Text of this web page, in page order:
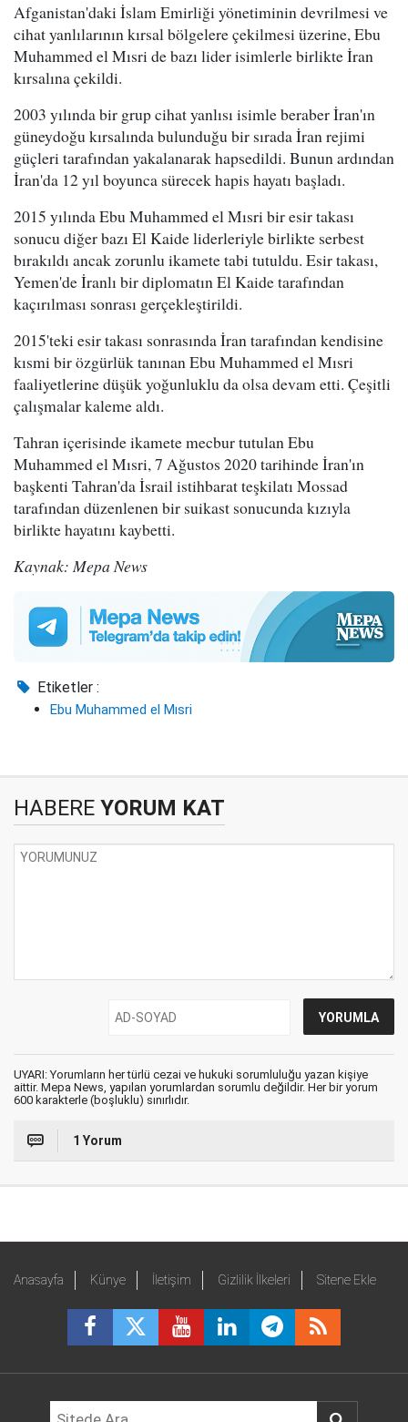
Afganistan'daki İslam Emirliği yönetiminin devrilmesi ve
cihat yanlılarının kırsal bölgelere çekilmesi üzerine, Ebu
Muhammed el Mısri de bazı lider isimlerle birlikte İran
kırsalına çekildi.
2003 yılında bir grup cihat yanlısı isimle beraber İran'ın
güneydoğu kırsalında bulunduğu bir sırada İran rejimi
güçleri tarafından yakalanarak hapsedildi. Bunun ardından
İran'da 12 yıl boyunca sürecek hapis hayatı başladı.
2015 yılında Ebu Muhammed el Mısri bir esir takası
sonucu diğer bazı El Kaide liderleriyle birlikte serbest
bırakıldı ancak zorunlu ikamete tabi tutuldu. Esir takası,
Yemen'de İranlı bir diplomatın El Kaide tarafından
kaçırılması sonrası gerçekleştirildi.
2015'teki esir takası sonrasında İran tarafından kendisine
kısmi bir özgürlük tanınan Ebu Muhammed el Mısri
faaliyetlerine düşük yoğunluklu da olsa devam etti. Çeşitli
çalışmalar kaleme aldı.
Tahran içerisinde ikamete mecbur tutulan Ebu
Muhammed el Mısri, 7 Ağustos 2020 tarihinde İran'ın
başkenti Tahran'da İsrail istihbarat teşkilatı Mossad
tarafından düzenlenen bir suikast sonucunda kızıyla
birlikte hayatını kaybetti.
Kaynak: Mepa News
Etiketler :
Ebu Muhammed el Mısri
HABERE YORUM KAT
UYARI: Yorumların her türlü cezai ve hukuki sorumluluğu yazan kişiye
aittir. Mepa News, yapılan yorumlardan sorumlu değildir. Her bir yorum
600 karakterle (boşluklu) sınırlıdır.
1 Yorum
Anasayfa Künye İletişim Gizlilik İlkeleri Sitene Ekle